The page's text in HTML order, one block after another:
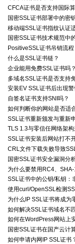
CFCA证书是否支持国际
国密SSL证书部署中的密
移动端SSL证书指纹认证
国密SSL证书技术规范中
PositiveSSL证书吊销流
什么是SSL证书链？
企业能用免费SSL证书吗
多域名SSL证书是否支持
安装EV SSL证书后出现
自签名证书支持SNI吗？
如何判断你的网站是否适
SSL证书重新颁发与重新
TLS 1.3与零信任网络架
SSL证书安装后网站打不
CRL文件下载失败导致
国密SSL证书安全漏洞分
为什么要禁用RC4、
SSL证书中的公钥/私钥：
使用curl/OpenSSL检测
为什么IP SSL证书将成为
如何解决SSL证书域名不
如何在WordPress网站上
国密SSL证书在国产云计
如何申请内网IP SSL证书